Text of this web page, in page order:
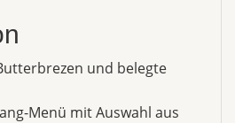
und belegte
Menü mit Auswahl aus